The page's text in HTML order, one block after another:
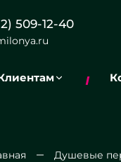
509-12-40
Душевые